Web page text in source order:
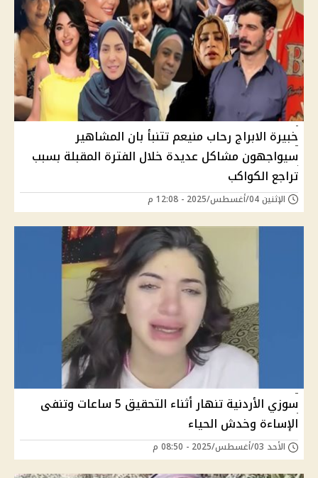
خبيرة الابراج رحاب منيعم تتنبأ بان المشاهير
سيواجهون مشاكل عديدة خلال الفترة المقبلة بسبب
تراجع الكواكب
الإثنين 04/أغسطس/2025 - 12:08 م
سوزي الأردنية تنهار أثناء التحقيق 5 ساعات وتنفى
الإساءة وخدش الحياء
الأحد 03/أغسطس/2025 - 08:50 م